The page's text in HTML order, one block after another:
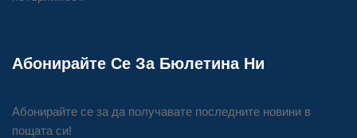
Абонирайте Се За Бюлетина Ни
Абонирайте се за да получавате последните новини в
пощата си!